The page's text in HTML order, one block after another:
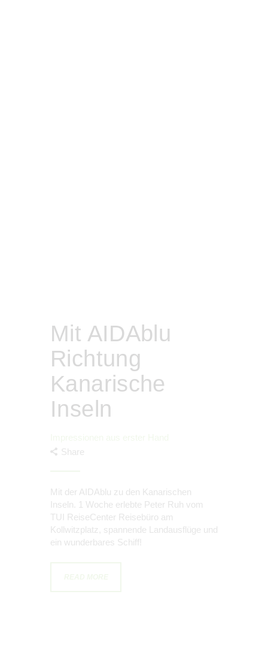
Mit AIDAblu
Richtung
Kanarische
Inseln
Share
Mit der AIDAblu zu den Kanarischen
Inseln. 1 Woche erlebte Peter Ruh vom
TUI ReiseCenter Reisebüro am
Kollwitzplatz, spannende Landausflüge und
ein wunderbares Schiff!